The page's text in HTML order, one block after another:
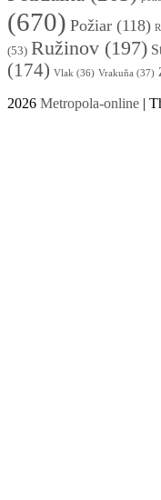
(670) Požiar (118)
(53) Ružinov (197)
(174) Vlak (36) Vrakuňa (37)
2026 Metropola-online |